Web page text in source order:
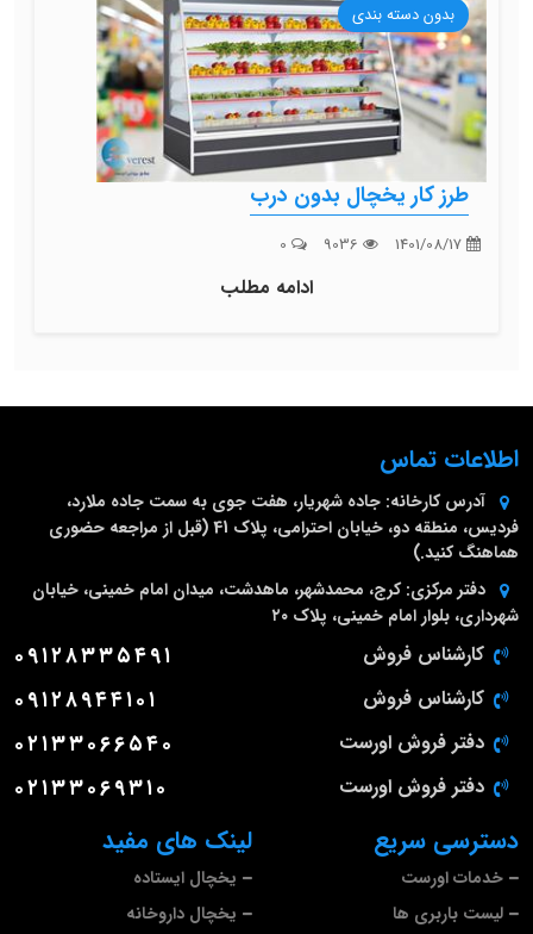
بدون دسته بندی
طرز کار یخچال بدون درب
ادامه مطلب
لینک های مفید
یخچال ایستاده
یخچال داروخانه
دسترسی سریع
خدمات اورست
لیست باربری ها
اطلاعات تماس
آدرس کارخانه: جاده شهریار، هفت جوی به سمت جاده ملارد،
فردیس، منطقه دو، خیابان احترامی، پلاک 41 (قبل از مراجعه حضوری
هماهنگ کنید.)
دفتر مرکزی: کرج، محمدشهر، ماهدشت، میدان امام خمینی، خیابان
شهرداری، بلوار امام خمینی، پلاک ۲۰
کارشناس فروش ۰۹۱۲۸۳۳۵۴۹۱
کارشناس فروش ۰۹۱۲۸۹۴۴۱۰۱
دفتر فروش اورست ۰۲۱۳۳۰۶۶۵۴۰
دفتر فروش اورست ۰۲۱۳۳۰۶۹۳۱۰